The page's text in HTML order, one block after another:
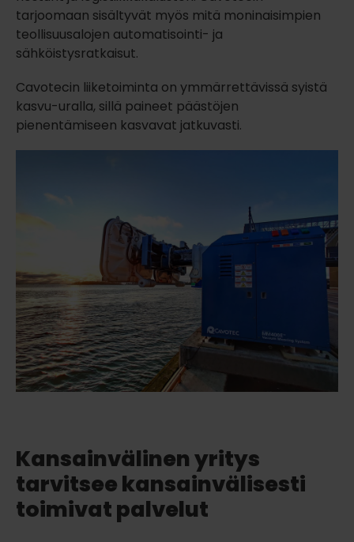
tarjoomaan sisältyvät myös mitä moninaisimpien
teollisuusalojen automatisointi- ja
sähköistysratkaisut.
Cavotecin liiketoiminta on ymmärrettävissä syistä
kasvu-uralla, sillä paineet päästöjen
pienentämiseen kasvavat jatkuvasti.
Kansainvälinen yritys
tarvitsee kansainvälisesti
toimivat palvelut